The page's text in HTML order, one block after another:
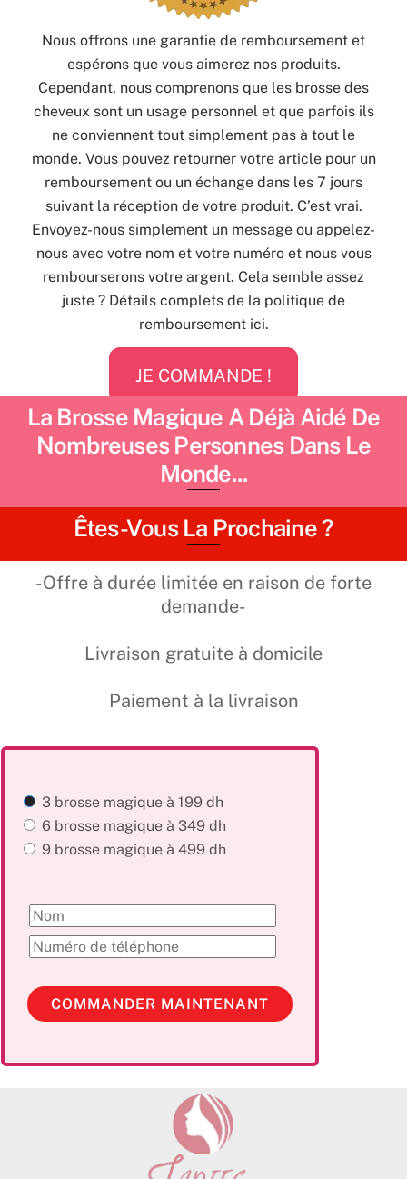
Nous offrons une garantie de remboursement et
espérons que vous aimerez nos produits.
Cependant, nous comprenons que les brosse des
cheveux sont un usage personnel et que parfois ils
ne conviennent tout simplement pas à tout le
monde. Vous pouvez retourner votre article pour un
remboursement ou un échange dans les 7 jours
suivant la réception de votre produit. C’est vrai.
Envoyez-nous simplement un message ou appelez-
nous avec votre nom et votre numéro et nous vous
rembourserons votre argent. Cela semble assez
juste ? Détails complets de la politique de
remboursement ici.
JE COMMANDE !
La Brosse Magique A Déjà Aidé De
Nombreuses Personnes Dans Le
Monde...
Êtes-Vous La Prochaine ?
-Offre à durée limitée en raison de forte
demande-
Livraison gratuite à domicile
Paiement à la livraison
3 brosse magique à 199 dh
6 brosse magique à 349 dh
9 brosse magique à 499 dh